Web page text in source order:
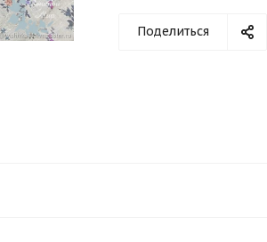
Поделиться